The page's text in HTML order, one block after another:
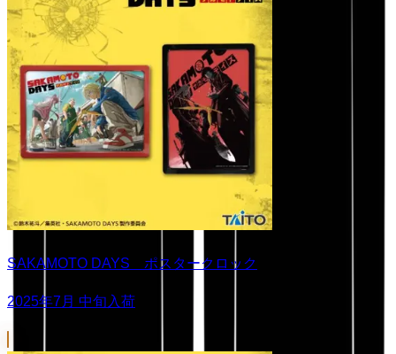
SAKAMOTO DAYS ポスタークロック
2025年7月 中旬入荷